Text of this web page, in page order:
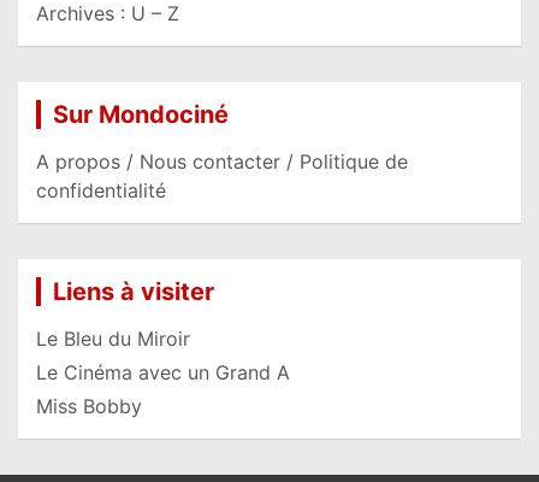
Archives : U – Z
Sur Mondociné
A propos / Nous contacter / Politique de
confidentialité
Liens à visiter
Le Bleu du Miroir
Le Cinéma avec un Grand A
Miss Bobby